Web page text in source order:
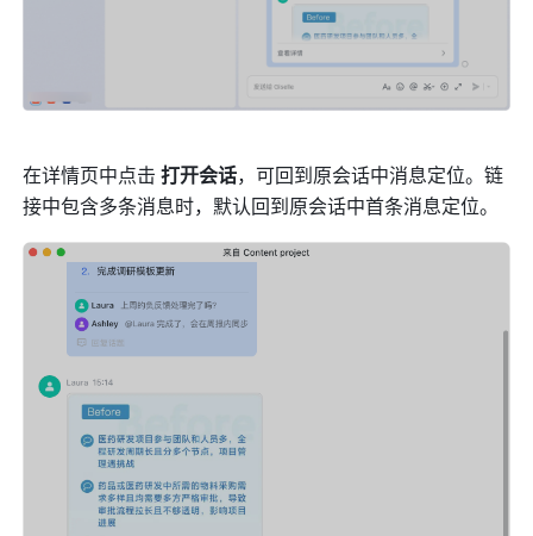
在详情页中点击 打开会话，可回到原会话中消息定位。链
接中包含多条消息时，默认回到原会话中首条消息定位。